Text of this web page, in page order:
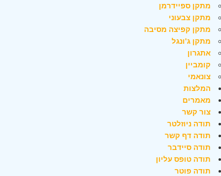
מתקן ספיידרמן
מתקן צבעוני
מתקן קפיצה מסיבה
מתקן ג'ונגל
אתגרון
קומביין
צונאמי
המלצות
מאמרים
צור קשר
תודה ניוזלטר
תודה דף קשר
תודה סיידבר
תודה טופס עליון
תודה פוטר